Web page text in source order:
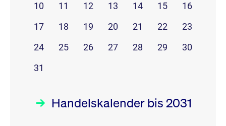
10 11 12 13 14 15
16
17
18 19 20 21 22
23
24
25 26 27 28 29
30
31
Handelskalender bis 2031